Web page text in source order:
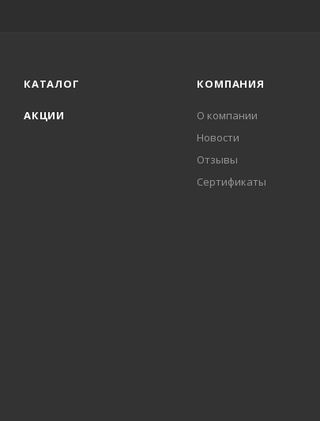
КАТАЛОГ
АКЦИИ
КОМПАНИЯ
О компании
Новости
Отзывы
Сертификаты